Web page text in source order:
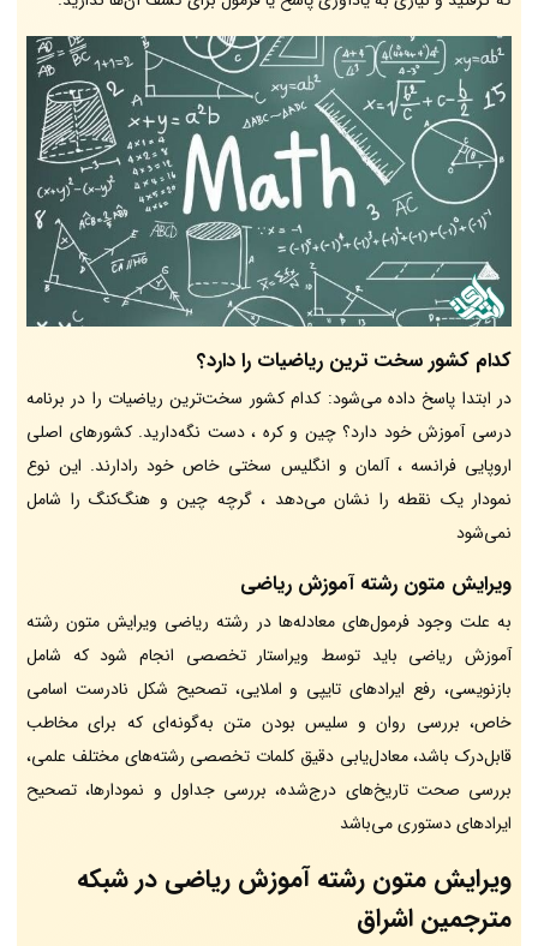
کدام کشور سخت ترین ریاضیات را دارد؟
در ابتدا پاسخ داده می‌شود: کدام کشور سخت‌ترین ریاضیات را در برنامه
درسی آموزش خود دارد؟ چین و کره ، دست نگه‌دارید. کشورهای اصلی
اروپایی فرانسه ، آلمان و انگلیس سختی خاص خود رادارند. این نوع
نمودار یک نقطه را نشان می‌دهد ، گرچه چین و هنگ‌کنگ را شامل
نمی‌شود
ویرایش متون رشته آموزش ریاضی
به علت وجود فرمول‌های معادله‌ها در رشته ریاضی ویرایش متون رشته
آموزش ریاضی باید توسط ویراستار تخصصی انجام شود که شامل
بازنویسی، رفع ایرادهای تایپی و املایی، تصحیح شکل نادرست اسامی
خاص، بررسی روان و سلیس بودن متن به‌گونه‌ای که برای مخاطب
قابل‌درک باشد، معادل‌یابی دقیق کلمات تخصصی رشته‌های مختلف علمی،
بررسی صحت تاریخ‌های درج‌شده، بررسی جداول و نمودارها، تصحیح
ایرادهای دستوری می‌باشد
ویرایش متون رشته آموزش ریاضی در شبکه
مترجمین اشراق